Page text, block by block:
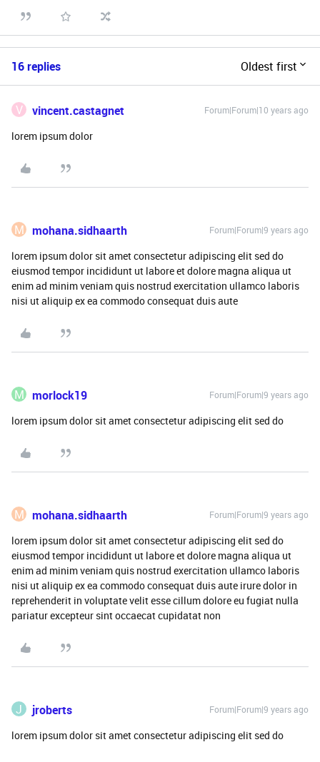
16 replies Oldest first
V vincent.castagnet Forum|Forum|10 years ago
lorem ipsum dolor
M mohana.sidhaarth Forum|Forum|9 years ago
lorem ipsum dolor sit amet consectetur adipiscing elit sed do
eiusmod tempor incididunt ut labore et dolore magna aliqua ut
enim ad minim veniam quis nostrud exercitation ullamco laboris
nisi ut aliquip ex ea commodo consequat duis aute
M morlock19 Forum|Forum|9 years ago
lorem ipsum dolor sit amet consectetur adipiscing elit sed do
M mohana.sidhaarth Forum|Forum|9 years ago
lorem ipsum dolor sit amet consectetur adipiscing elit sed do
eiusmod tempor incididunt ut labore et dolore magna aliqua ut
enim ad minim veniam quis nostrud exercitation ullamco laboris
nisi ut aliquip ex ea commodo consequat duis aute irure dolor in
reprehenderit in voluptate velit esse cillum dolore eu fugiat nulla
pariatur excepteur sint occaecat cupidatat non
J jroberts Forum|Forum|9 years ago
lorem ipsum dolor sit amet consectetur adipiscing elit sed do